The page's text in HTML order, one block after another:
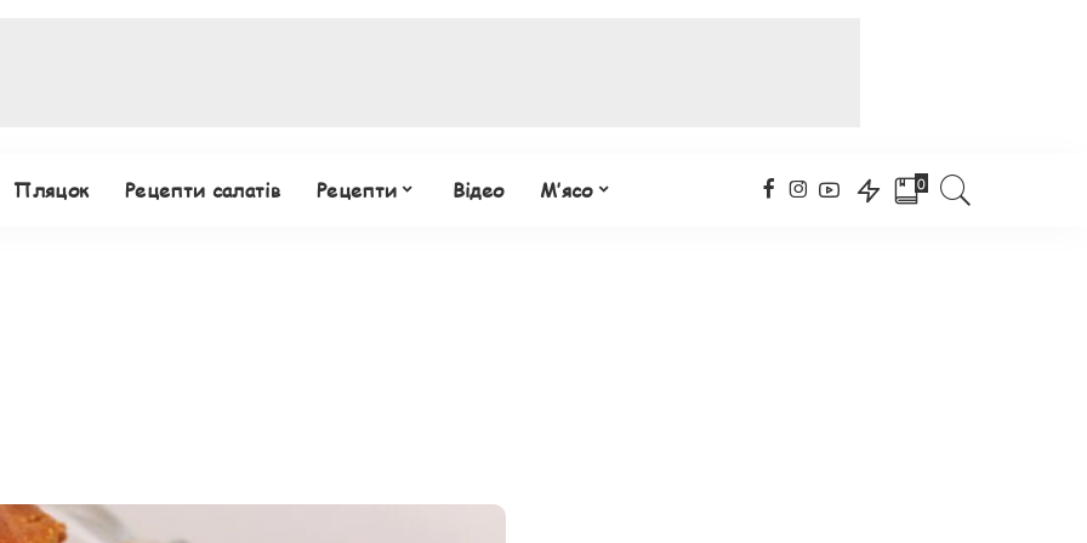
Пляцок Рецепти салатів Рецепти Відео М’ясо 0